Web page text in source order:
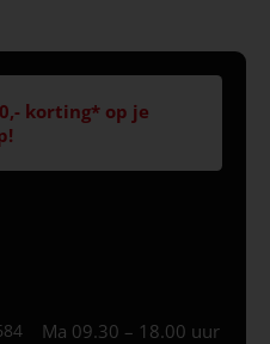
korting* op je
Ma 09.30 – 18.00 uur